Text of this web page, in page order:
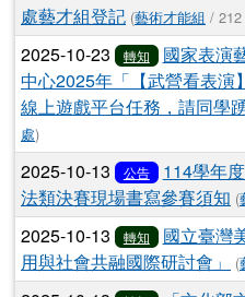
處藝才組登記 (藝術才能組 /
2025-10-23 轉知
國家表演
中心2025年「【武營看表演
線上遊戲平台任務，請同學
處)
2025-10-13 公告
114學年
法類決賽現場書寫參賽須知 (
2025-10-13 轉知
國立臺灣
用與社會共融國際研討會」
(